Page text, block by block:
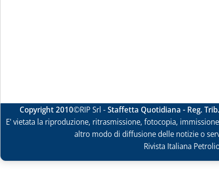
Copyright 2010©RIP Srl -Staffetta Quotidiana - Reg.
E' vietata la riproduzione, ritrasmissione, fotocopia,
altro modo di diffusione delle notizie o
Rivista Italiana